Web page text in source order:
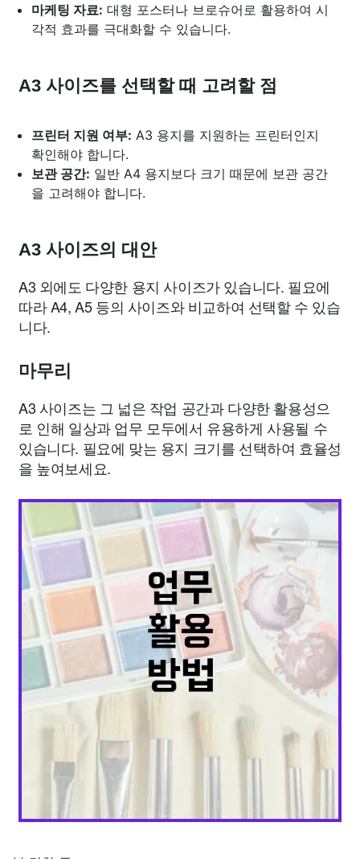
마케팅 자료: 대형 포스터나 브로슈어로 활용하여 시
각적 효과를 극대화할 수 있습니다.
A3 사이즈를 선택할 때 고려할 점
프린터 지원 여부: A3 용지를 지원하는 프린터인지
확인해야 합니다.
보관 공간: 일반 A4 용지보다 크기 때문에 보관 공간
을 고려해야 합니다.
A3 사이즈의 대안
A3 외에도 다양한 용지 사이즈가 있습니다. 필요에
따라 A4, A5 등의 사이즈와 비교하여 선택할 수 있습
니다.
마무리
A3 사이즈는 그 넓은 작업 공간과 다양한 활용성으
로 인해 일상과 업무 모두에서 유용하게 사용될 수
있습니다. 필요에 맞는 용지 크기를 선택하여 효율성
을 높여보세요.